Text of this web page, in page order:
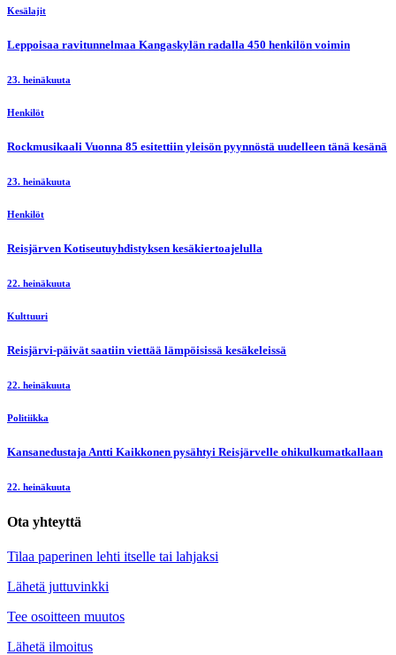
Kesälajit
Leppoisaa ravitunnelmaa Kangaskylän radalla 450 henkilön voimin
23. heinäkuuta
Henkilöt
Rockmusikaali Vuonna 85 esitettiin yleisön pyynnöstä uudelleen tänä kesänä
23. heinäkuuta
Henkilöt
Reisjärven Kotiseutuyhdistyksen kesäkiertoajelulla
22. heinäkuuta
Kulttuuri
Reisjärvi-päivät saatiin viettää lämpöisissä kesäkeleissä
22. heinäkuuta
Politiikka
Kansanedustaja Antti Kaikkonen pysähtyi Reisjärvelle ohikulkumatkallaan
22. heinäkuuta
Ota yhteyttä
Tilaa paperinen lehti itselle tai lahjaksi
Lähetä juttuvinkki
Tee osoitteen muutos
Lähetä ilmoitus